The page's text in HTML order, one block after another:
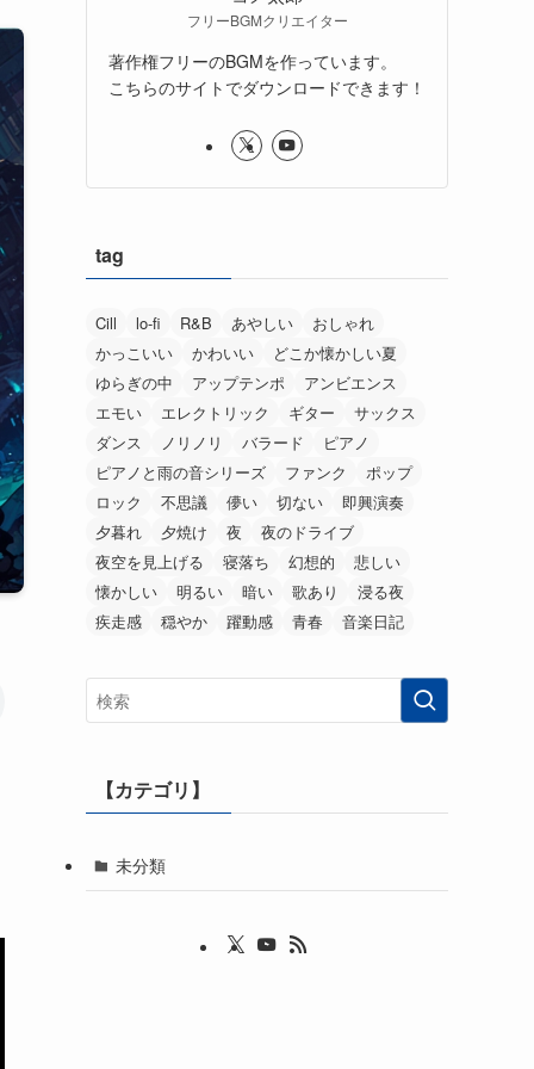
フリーBGMクリエイター
著作権フリーのBGMを作っています。
こちらのサイトでダウンロードできます！
tag
Cill lo-fi R&B あやしい
おしゃれ
かっこいい
かわいい
どこか懐かしい夏
ゆらぎの中
アップテンポ
アンビエンス
エモい
エレクトリック ギター
サックス
ダンス
ノリノリ バラード
ピアノ
ピアノと雨の音シリーズ
ファンク
ポップ
ロック
不思議 儚い 切ない
即興演奏
夕暮れ
夕焼け 夜
夜のドライブ
夜空を見上げる
寝落ち 幻想的
悲しい
懐かしい
明るい 暗い 歌あり
浸る夜
疾走感
穏やか 躍動感 青春 音楽日記
【カテゴリ】
未分類